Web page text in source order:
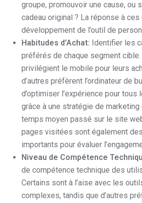
groupe, promouvoir une cause, ou
cadeau original ? La réponse à
développement de l’outil de
Habitudes d’Achat: Identifier les
préférés de chaque segment
privilégient le mobile pour leurs
d’autres préfèrent l’ordinateur de
d’optimiser l’expérience pour tous
grâce à une stratégie de
temps moyen passé sur le site
pages visitées sont également
importants pour évaluer
Niveau de Compétence
de compétence technique des
Certains sont à l’aise avec les
complexes, tandis que d’autres